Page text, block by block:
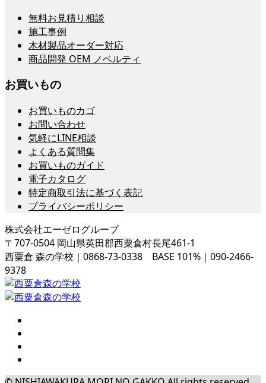
無料お見積り相談
施工事例
木材製品オーダー対応
商品開発 OEM ノベルティ
お買いもの
お買いものカゴ
お問い合わせ
気軽にLINE相談
よくある質問集
お買いものガイド
電子カタログ
特定商取引法に基づく表記
プライバシーポリシー
株式会社エーゼログループ
〒707-0504 岡山県英田郡西粟倉村長尾461-1
西粟倉 森の学校｜0868-73-0338 BASE 101%｜090-2466-
9378